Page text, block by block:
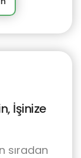
İşinize
sıradan